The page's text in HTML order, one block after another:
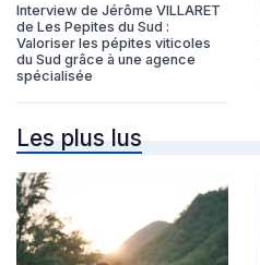
Interview de Jérôme VILLARET
de Les Pepites du Sud :
Valoriser les pépites viticoles
du Sud grâce à une agence
spécialisée
Les plus lus